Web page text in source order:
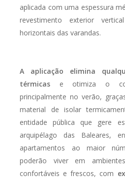
aplicada com uma espessura
revestimento exterior
horizontais das varandas.
A aplicação elimina
térmicas e otimiza o
principalmente no verão,
material de isolar
entidade pública que gere
arquipélago das Baleares,
apartamentos ao maior
poderão viver em
confortáveis ​​e frescos, com